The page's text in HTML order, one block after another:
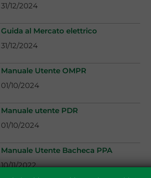
31/12/2024
Guida al Mercato elettrico
31/12/2024
Manuale Utente OMPR
01/10/2024
Manuale utente PDR
01/10/2024
Manuale Utente Bacheca PPA
10/11/2022